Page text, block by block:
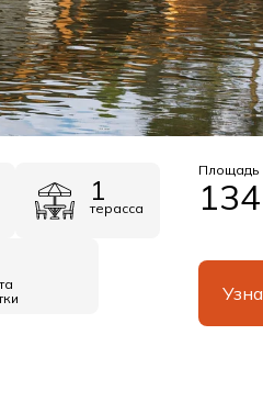
1
терасса
Площадь